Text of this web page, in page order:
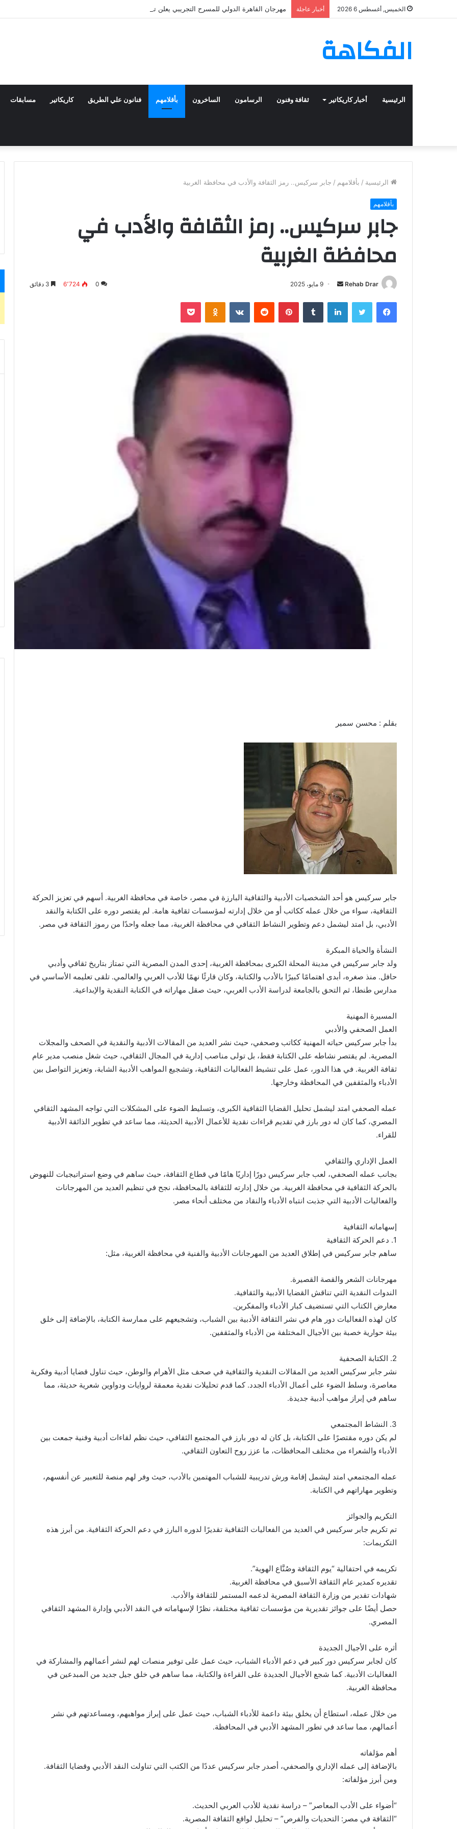
الخميس, أغسطس 6 2026 أخبار عاجلة مهرجان القاهرة الدولي للمسرح التجريبي يعلن تشكيل اللجنة العليا للدورة الثالثة والثلاثين
الفكاهة
الرئيسية أخبار كاريكاتير ثقافة وفنون الرسامون الساخرون بأقلامهم فنانون علي الطريق كاريكاتير مسابقات
الرئيسية / بأقلامهم / جابر سركيس.. رمز الثقافة والأدب في محافظة الغربية
بأقلامهم
جابر سركيس.. رمز الثقافة والأدب في
محافظة الغربية
Rehab Drar
س
ل
9 مايو، 2025 0 6٬724
فيسبوك لينكدإن بينتيريست
بقلم : محسن سمير
جابر سركيس هو أحد الشخصيات الأدبية والثقافية البارزة في مصر، خاصة في محافظة الغربية. أسهم في تعزيز الحركة
الثقافية، سواء من خلال عمله ككاتب أو من خلال إدارته لمؤسسات ثقافية هامة. لم يقتصر دوره على الكتابة والنقد
الأدبي، بل امتد ليشمل دعم وتطوير النشاط الثقافي في محافظة الغربية، مما جعله واحدًا من رموز الثقافة في مصر.
النشأة والحياة المبكرة
ولد جابر سركيس في مدينة المحلة الكبرى بمحافظة الغربية، إحدى المدن المصرية التي تمتاز بتاريخ ثقافي وأدبي
حافل. منذ صغره، أبدى اهتمامًا كبيرًا بالأدب والكتابة، وكان قارئًا نهمًا للأدب العربي والعالمي. تلقى تعليمه الأساسي في
مدارس طنطا، ثم التحق بالجامعة لدراسة الأدب العربي، حيث صقل مهاراته في الكتابة النقدية والإبداعية.
المسيرة المهنية
العمل الصحفي والأدبي
بدأ جابر سركيس حياته المهنية ككاتب وصحفي، حيث نشر العديد من المقالات الأدبية والنقدية في الصحف والمجلات
المصرية. لم يقتصر نشاطه على الكتابة فقط، بل تولى مناصب إدارية في المجال الثقافي، حيث شغل منصب مدير عام
ثقافة الغربية. في هذا الدور، عمل على تنشيط الفعاليات الثقافية، وتشجيع المواهب الأدبية الشابة، وتعزيز التواصل بين
الأدباء والمثقفين في المحافظة وخارجها.
عمله الصحفي امتد ليشمل تحليل القضايا الثقافية الكبرى، وتسليط الضوء على المشكلات التي تواجه المشهد الثقافي
المصري، كما كان له دور بارز في تقديم قراءات نقدية للأعمال الأدبية الحديثة، مما ساعد في تطوير الذائقة الأدبية
للقراء.
العمل الإداري والثقافي
بجانب عمله الصحفي، لعب جابر سركيس دورًا إداريًا هامًا في قطاع الثقافة، حيث ساهم في وضع استراتيجيات للنهوض
بالحركة الثقافية في محافظة الغربية. من خلال إدارته للثقافة بالمحافظة، نجح في تنظيم العديد من المهرجانات
والفعاليات الأدبية التي جذبت انتباه الأدباء والنقاد من مختلف أنحاء مصر.
إسهاماته الثقافية
1. دعم الحركة الثقافية
ساهم جابر سركيس في إطلاق العديد من المهرجانات الأدبية والفنية في محافظة الغربية، مثل:
مهرجانات الشعر والقصة القصيرة.
الندوات النقدية التي تناقش القضايا الأدبية والثقافية.
معارض الكتاب التي تستضيف كبار الأدباء والمفكرين.
كان لهذه الفعاليات دور هام في نشر الثقافة الأدبية بين الشباب، وتشجيعهم على ممارسة الكتابة، بالإضافة إلى خلق
بيئة حوارية خصبة بين الأجيال المختلفة من الأدباء والمثقفين.
2. الكتابة الصحفية
نشر جابر سركيس العديد من المقالات النقدية والثقافية في صحف مثل الأهرام والوطن، حيث تناول قضايا أدبية وفكرية
معاصرة، وسلط الضوء على أعمال الأدباء الجدد. كما قدم تحليلات نقدية معمقة لروايات ودواوين شعرية حديثة، مما
ساهم في إبراز مواهب أدبية جديدة.
3. النشاط المجتمعي
لم يكن دوره مقتصرًا على الكتابة، بل كان له دور بارز في المجتمع الثقافي، حيث نظم لقاءات أدبية وفنية جمعت بين
الأدباء والشعراء من مختلف المحافظات، ما عزز روح التعاون الثقافي.
عمله المجتمعي امتد ليشمل إقامة ورش تدريبية للشباب المهتمين بالأدب، حيث وفر لهم منصة للتعبير عن أنفسهم،
وتطوير مهاراتهم في الكتابة.
التكريم والجوائز
تم تكريم جابر سركيس في العديد من الفعاليات الثقافية تقديرًا لدوره البارز في دعم الحركة الثقافية. من أبرز هذه
التكريمات:
تكريمه في احتفالية “يوم الثقافة وصُنَّاع الهوية”.
تقديره كمدير عام الثقافة الأسبق في محافظة الغربية.
شهادات تقدير من وزارة الثقافة المصرية لدعمه المستمر للثقافة والأدب.
حصل أيضًا على جوائز تقديرية من مؤسسات ثقافية مختلفة، نظرًا لإسهاماته في النقد الأدبي وإدارة المشهد الثقافي
المصري.
أثره على الأجيال الجديدة
كان لجابر سركيس دور كبير في دعم الأدباء الشباب، حيث عمل على توفير منصات لهم لنشر أعمالهم والمشاركة في
الفعاليات الأدبية. كما شجع الأجيال الجديدة على القراءة والكتابة، مما ساهم في خلق جيل جديد من المبدعين في
محافظة الغربية.
من خلال عمله، استطاع أن يخلق بيئة داعمة للأدباء الشباب، حيث عمل على إبراز مواهبهم، ومساعدتهم في نشر
أعمالهم، مما ساعد في تطور المشهد الأدبي في المحافظة.
أهم مؤلفاته
بالإضافة إلى عمله الإداري والصحفي، أصدر جابر سركيس عددًا من الكتب التي تناولت النقد الأدبي وقضايا الثقافة.
ومن أبرز مؤلفاته:
“أضواء على الأدب المعاصر” – دراسة نقدية للأدب العربي الحديث.
“الثقافة في مصر: التحديات والفرص” – تحليل لواقع الثقافة المصرية.